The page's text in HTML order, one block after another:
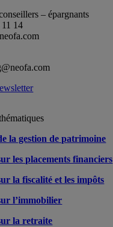
– épargnants
14
la gestion de patrimoine
les placements financiers
la fiscalité et les impôts
l’immobilier
la retraite